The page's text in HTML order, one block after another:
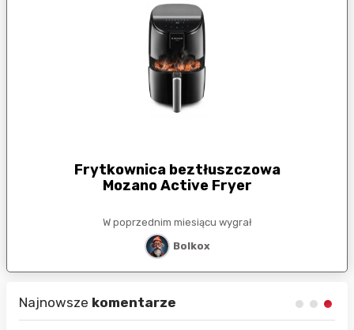
Frytkownica beztłuszczowa
Mozano Active Fryer
W poprzednim miesiącu wygrał
Bolkox
Najnowsze komentarze